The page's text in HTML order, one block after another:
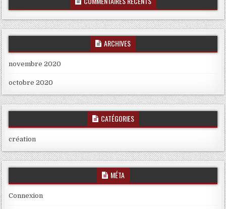
ARCHIVES
novembre 2020
octobre 2020
CATÉGORIES
création
MÉTA
Connexion